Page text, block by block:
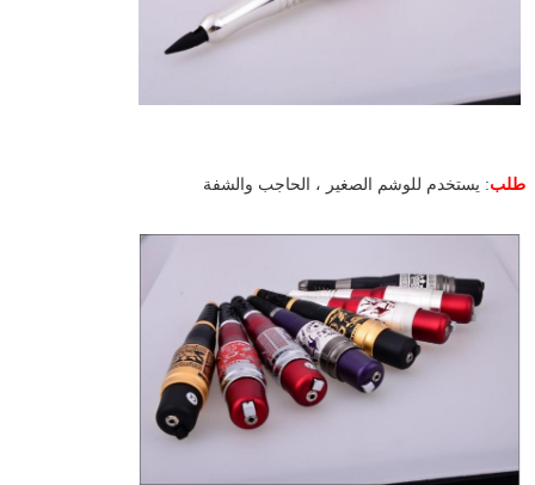
طلب: يستخدم للوشم الصغير ، الحاجب والشفة